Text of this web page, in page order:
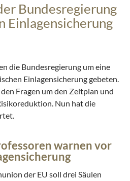
Bundesregierung
Einlagensicherung
die Bundesregierung um eine
Einlagensicherung gebeten.
Fragen um den Zeitplan und
Nun hat die
warnen vor
der EU soll drei Säulen